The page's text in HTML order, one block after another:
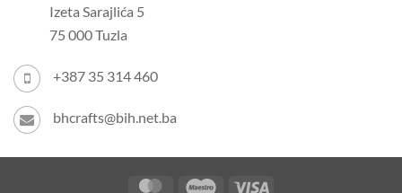
Izeta Sarajlića 5
75 000 Tuzla
+387 35 314 460
bhcrafts@bih.net.ba
MasterCardMaestro